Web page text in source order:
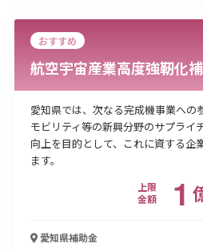
おすすめ
航空宇宙産業高度強靭化
愛知県では、次なる完成機事業への
モビリティ等の新興分野のサプライ
向上を目的として、これに資する企
ます。​
上限
金額
1
愛知県補助金